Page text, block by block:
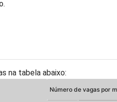
na tabela abaixo:
Número de vagas por